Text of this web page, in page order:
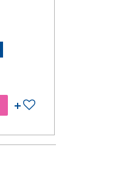
Tilføj til ønskeseddel